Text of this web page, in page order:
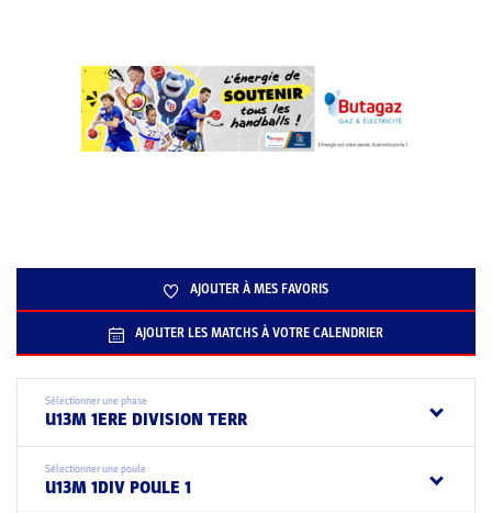
AJOUTER À MES FAVORIS
AJOUTER LES MATCHS À VOTRE CALENDRIER
Sélectionner une phase
U13M 1ERE DIVISION TERR
Sélectionner une poule
U13M 1DIV POULE 1